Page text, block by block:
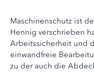
Maschinenschutz ist
Hennig verschrieben
Arbeitssicherheit und
einwandfreie
zu der auch die